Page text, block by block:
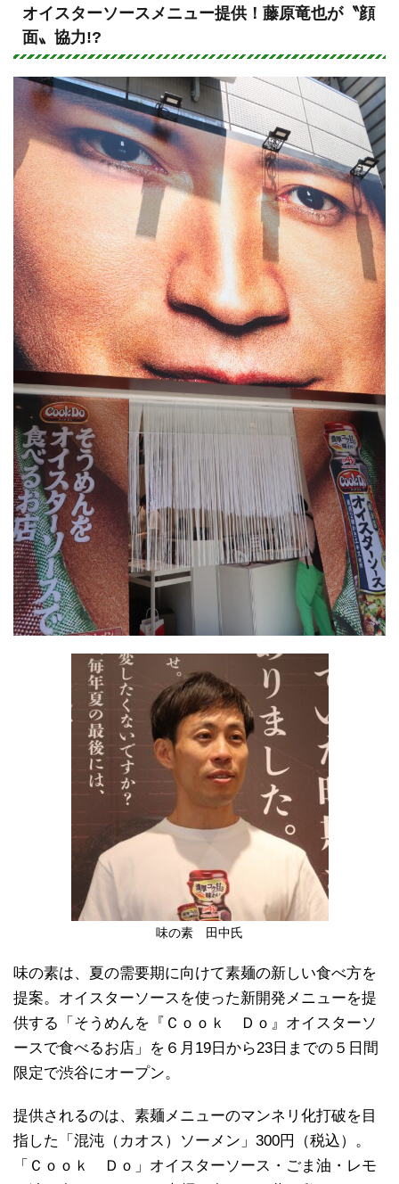
e
c
e
b
o
o
k
オイスターソースメニュー提供！藤原竜也が〝顔
面〟協力!?
味の素 田中氏
味の素は、夏の需要期に向けて素麺の新しい食べ方を
提案。オイスターソースを使った新開発メニューを提
供する「そうめんを『Ｃｏｏｋ Ｄｏ』オイスターソ
ースで食べるお店」を６月19日から23日までの５日間
限定で渋谷にオープン。
提供されるのは、素麺メニューのマンネリ化打破を目
指した「混沌（カオス）ソーメン」300円（税込）。
「Ｃｏｏｋ Ｄｏ」オイスターソース・ごま油・レモ